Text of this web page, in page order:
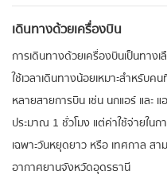
เดินทางด้วยเครื่องบิน
การเดินทางด้วยเครื่องบินเป็นทา
ใช้เวลาเดินทางน้อยเหมาะสำหรับค
หลายสายการบิน เช่น นกแอร์ และ แ
ประมาณ 1 ชั่วโมง แต่ค่าใช้จ่ายใน
เฉพาะวันหยุดยาว หรือ เทศกาล ส
อากาศยานจังหวัดอุดรธานี